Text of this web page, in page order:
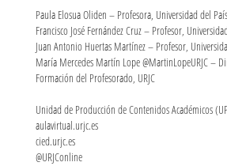
Paula Elosua Oliden – Profesora, Universidad del
Francisco José Fernández Cruz – Profesor,
Juan Antonio Huertas Martínez – Profesor,
María Mercedes Martín Lope @MartinLopeURJC –
Formación del Profesorado, URJC
Unidad de Producción de Contenidos Académicos
aulavirtual.urjc.es
cied.urjc.es
@URJConline